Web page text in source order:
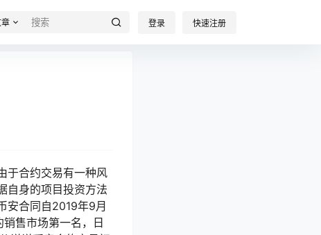
登录 快速注册
于合约交易有一种风
自身的项目投资方法
安合同自2019年9月
售市场第一名，日